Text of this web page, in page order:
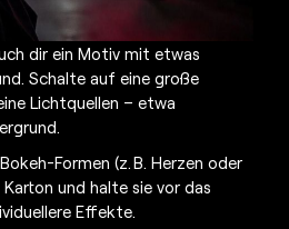
dir ein Motiv mit etwas
Schalte auf eine große
Lichtquellen – etwa
Formen (z. B. Herzen oder
und halte sie vor das
Effekte.